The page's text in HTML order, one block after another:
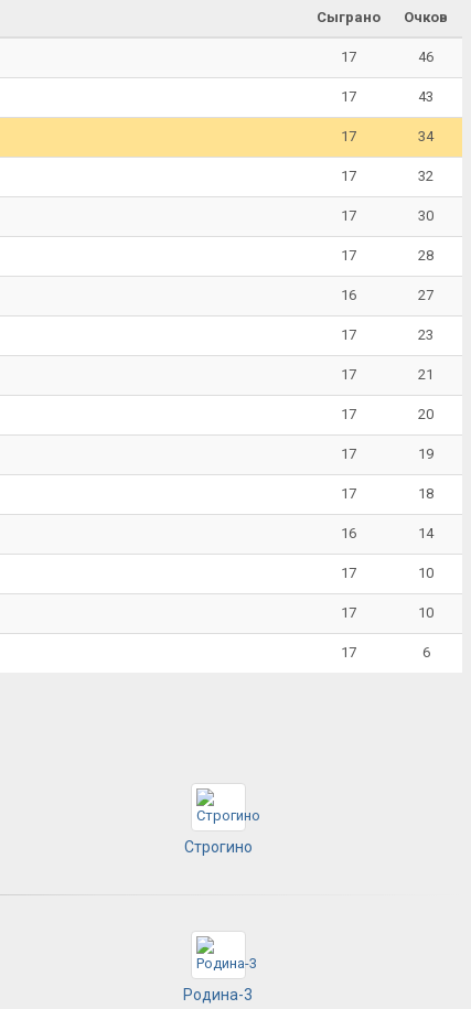
Сыграно Очков
17 46
17 43
17 34
17 32
17 30
17 28
16 27
17 23
17 21
17 20
17 19
17 18
16 14
17 10
17 10
17 6
Строгино
Родина-3